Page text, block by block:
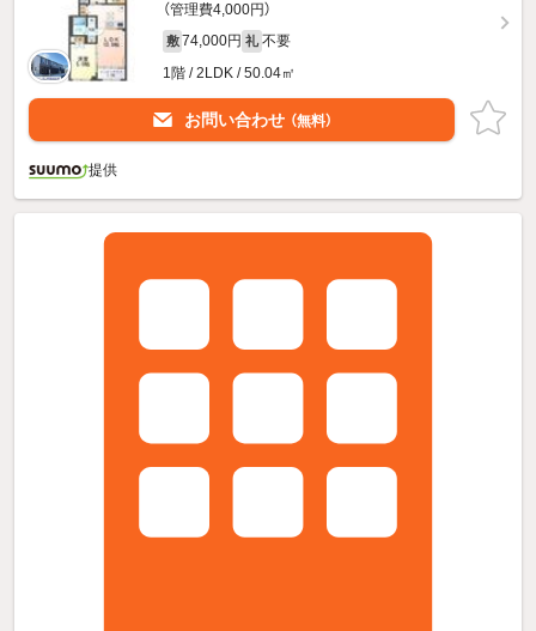
（管理費4,000円）
敷 74,000円 礼 不要
1階 / 2LDK / 50.04㎡
お問い合わせ （無料）
提供